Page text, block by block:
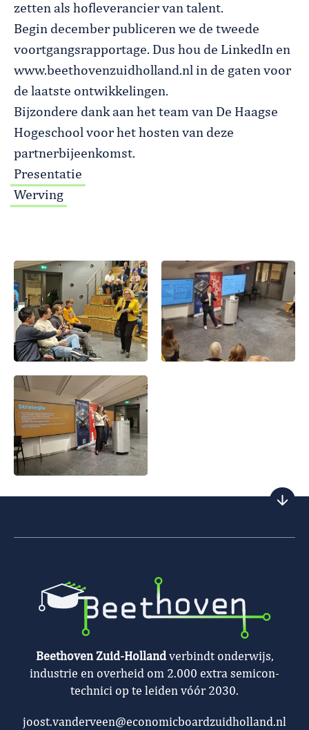
zetten als hofleverancier van talent.
Begin december publiceren we de tweede
voortgangsrapportage. Dus hou de LinkedIn en
www.beethovenzuidholland.nl in de gaten voor
de laatste ontwikkelingen.
Bijzondere dank aan het team van De Haagse
Hogeschool voor het hosten van deze
partnerbijeenkomst.
Presentatie
Werving
Beethoven Zuid-Holland verbindt onderwijs,
industrie en overheid om 2.000 extra semicon-
technici op te leiden vóór 2030.
joost.vanderveen@economicboardzuidholland.nl